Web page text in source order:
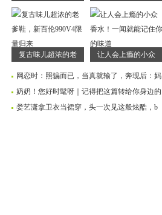
复古味儿超浓的老 让人会上瘾的小众
网恋时：照骗而已，当真就输了，奔现后：妈
奶奶！您好时髦呀｜记得把这篇转给你身边的
娄艺潇拿卫衣当裙穿，头一次见这般炫酷，b